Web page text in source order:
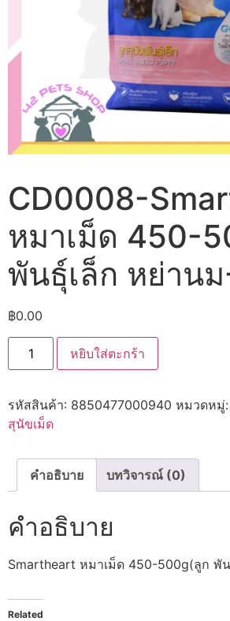
CD0008-
หมาเม็ด 450-
พันธ์ุเล็ก หย่าน
฿0.00
จำนวน
CD0008-
Smartheart
450-
500g(ลูก
พันธ์ุ
หย่านม-1ปี)
หยิบใส่ตะกร้า
รหัสสินค้า: 8850477000940 หมวดหมู่:
สุนัขเม็ด
คำอธิบาย บทวิจารณ์ (0)
คำอธิบาย
Smartheart หมาเม็ด 450-500g(ลูก พั
Related